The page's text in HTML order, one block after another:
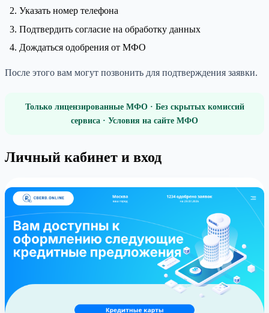
Указать номер телефона
Подтвердить согласие на обработку данных
Дождаться одобрения от МФО
После этого вам могут позвонить для подтверждения заявки.
Только лицензированные МФО · Без скрытых комиссий
сервиса · Условия на сайте МФО
Личный кабинет и вход